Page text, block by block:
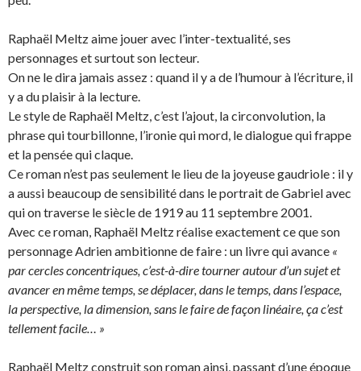
Raphaël Meltz aime jouer avec l’inter-textualité, ses
personnages et surtout son lecteur.
On ne le dira jamais assez : quand il y a de l’humour à l’écriture, il
y a du plaisir à la lecture.
Le style de Raphaël Meltz, c’est l’ajout, la circonvolution, la
phrase qui tourbillonne, l’ironie qui mord, le dialogue qui frappe
et la pensée qui claque.
Ce roman n’est pas seulement le lieu de la joyeuse gaudriole : il y
a aussi beaucoup de sensibilité dans le portrait de Gabriel avec
qui on traverse le siècle de 1919 au 11 septembre 2001.
Avec ce roman, Raphaël Meltz réalise exactement ce que son
personnage Adrien ambitionne de faire : un livre qui avance «
par cercles concentriques, c’est-à-dire tourner autour d’un sujet et
avancer en même temps, se déplacer, dans le temps, dans l’espace,
la perspective, la dimension, sans le faire de façon linéaire, ça c’est
tellement facile… »
Raphaël Meltz construit son roman ainsi, passant d’une époque